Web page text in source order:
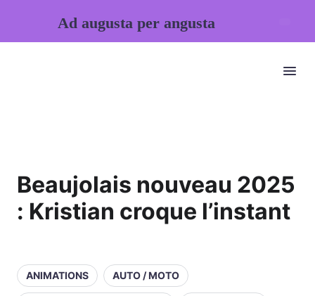
Beaujolais nouveau 2025
: Kristian croque l’instant
ANIMATIONS AUTO / MOTO
Ad augusta per angusta